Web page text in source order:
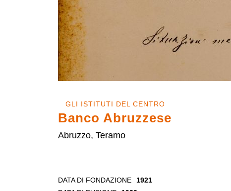
GLI ISTITUTI DEL CENTRO
Banco Abruzzese
Abruzzo, Teramo
DATA DI FONDAZIONE
1921